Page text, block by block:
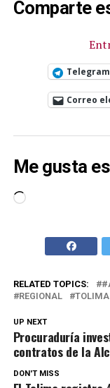
Comparte
Telegram
Correo
Me gusta
Cargando...
RELATED TOPICS:
REGIONAL
TOLIMA
UP NEXT
Procuraduría
contratos de la
DON'T MISS